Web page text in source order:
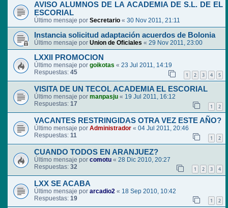
AVISO ALUMNOS DE LA ACADEMIA DE S.L. DE EL
ESCORIAL
Último mensaje por Secretario « 30 Nov 2011, 21:11
Instancia solicitud adaptación acuerdos de Bolonia
Último mensaje por Union de Oficiales « 29 Nov 2011, 23:00
LXXII PROMOCION
Último mensaje por goikotas « 23 Jul 2011, 14:19
Respuestas: 45 1 2 3 4 5
VISITA DE UN TECOL ACADEMIA EL ESCORIAL
Último mensaje por manpasju « 19 Jul 2011, 16:12
Respuestas: 17 1 2
VACANTES RESTRINGIDAS OTRA VEZ ESTE AÑO?
Último mensaje por Administrador « 04 Jul 2011, 20:46
Respuestas: 11 1 2
CUANDO TODOS EN ARANJUEZ?
Último mensaje por comotu « 28 Dic 2010, 20:27
Respuestas: 32 1 2 3 4
LXX SE ACABA
Último mensaje por arcadio2 « 18 Sep 2010, 10:42
Respuestas: 19 1 2